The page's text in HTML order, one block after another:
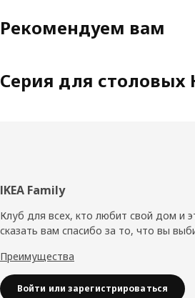
Рекомендуем вам
Серия для столовых
Нижний
колонтитул
IKEA Family
Клуб для всех, кто любит свой дом и
сказать вам спасибо за то, что вы
Преимущества
Войти или зарегистрироваться